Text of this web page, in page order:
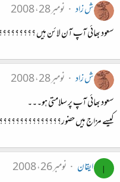
ش زاد
نومبر 28، 2008
سعود بھائی آپ آن لائن ہیں
ش زاد
نومبر 28، 2008
سعود بھائی آپ پر سلامتی ہو۔۔۔
کیسے مزاج ہیں
ا ایقان
نومبر 26، 2008